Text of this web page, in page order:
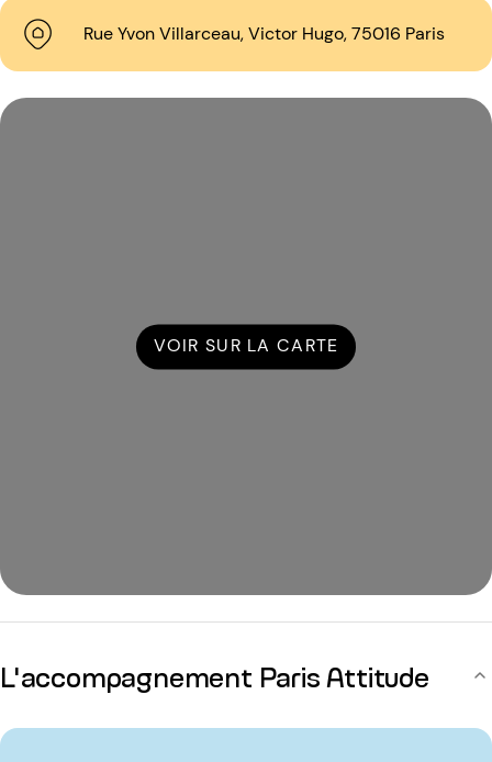
Rue Yvon Villarceau, Victor Hugo, 75016 Paris
VOIR SUR LA CARTE
L'accompagnement Paris Attitude